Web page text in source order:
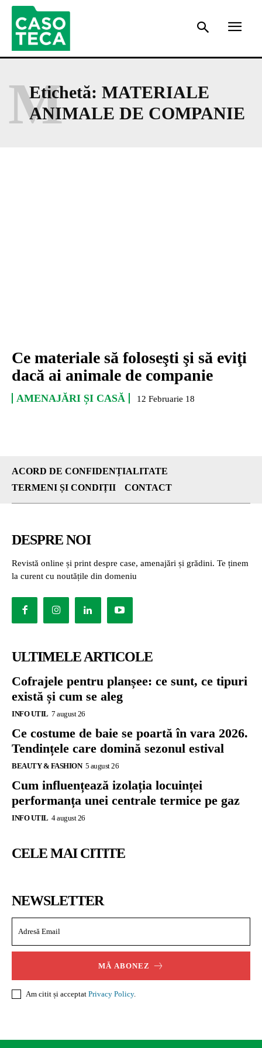
Etichetă: MATERIALE
ANIMALE DE COMPANIE
M
Ce materiale să foloseşti şi să eviţi
dacă ai animale de companie
AMENAJĂRI ȘI CASĂ 12 Februarie 18
ACORD DE CONFIDENȚIALITATE
TERMENI ȘI CONDIȚII
CONTACT
DESPRE NOI
Revistă online și print despre case, amenajări și grădini. Te ținem
la curent cu noutățile din domeniu
ULTIMELE ARTICOLE
Cofrajele pentru planșee: ce sunt, ce tipuri
există și cum se aleg
INFO UTIL 7 august 26
Ce costume de baie se poartă în vara 2026.
Tendințele care domină sezonul estival
BEAUTY & FASHION 5 august 26
Cum influențează izolația locuinței
performanța unei centrale termice pe gaz
INFO UTIL 4 august 26
CELE MAI CITITE
NEWSLETTER
MĂ ABONEZ
Am citit și acceptat Privacy Policy.